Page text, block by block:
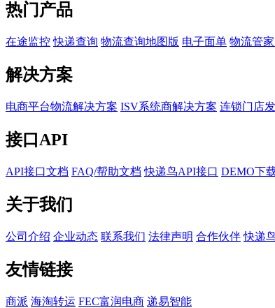
热门产品
在途监控 快递查询 物流查询地图版 电子面单 物流管
解决方案
电商平台物流解决方案 ISV系统商解决方案 连锁门店
接口API
API接口文档 FAQ/帮助文档 快递鸟API接口 DEMO下
关于我们
公司介绍 企业动态 联系我们 法律声明 合作伙伴 快递
友情链接
商派 海淘转运 FEC富润电商 递易智能